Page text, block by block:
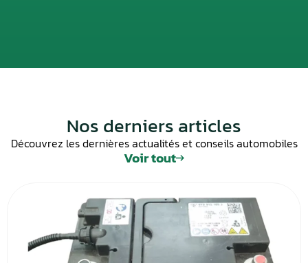
Nos derniers articles
Découvrez les dernières actualités et conseils automobiles
Voir tout